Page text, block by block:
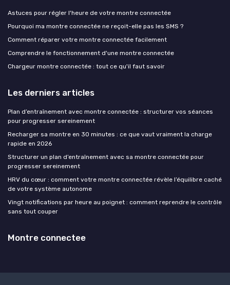
Astuces pour régler l'heure de votre montre connectée
Pourquoi ma montre connectée ne reçoit-elle pas les SMS ?
Comment réparer votre montre connectée facilement
Comprendre le fonctionnement d'une montre connectée
Chargeur montre connectée : tout ce qu'il faut savoir
Les derniers articles
Plan d’entraînement avec montre connectée : structurer vos séances
pour progresser sereinement
Recharger sa montre en 30 minutes : ce que vaut vraiment la charge
rapide en 2026
Structurer un plan d’entraînement avec sa montre connectée pour
progresser sereinement
HRV du cœur : comment votre montre connectée révèle l’équilibre caché
de votre système autonome
Vingt notifications par heure au poignet : comment reprendre le contrôle
sans tout couper
Montre connectee